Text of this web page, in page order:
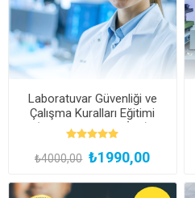
Laboratuvar Güvenliği ve
Çalışma Kuralları Eğitimi
(Kayıttan Hemen İzle)
₺4000,00 ₺1990,00